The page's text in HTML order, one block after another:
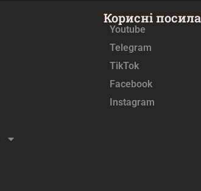
Корисні
Youtube
Telegram
TikTok
Facebook
Instagram